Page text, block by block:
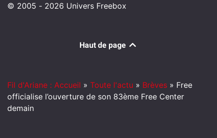
© 2005 - 2026 Univers Freebox
Haut de page
Fil d'Ariane : Accueil » Toute l'actu » Brèves » Free
officialise l’ouverture de son 83ème Free Center
demain